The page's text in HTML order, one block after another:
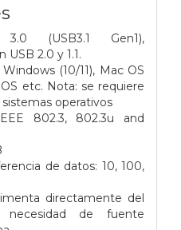
(USB3.1 Gen1),
2.0 y 1.1.
(10/11), Mac OS
OS etc. Nota: se requiere
operativos
802.3, 802.3u and
de datos: 10, 100,
directamente del
de fuente